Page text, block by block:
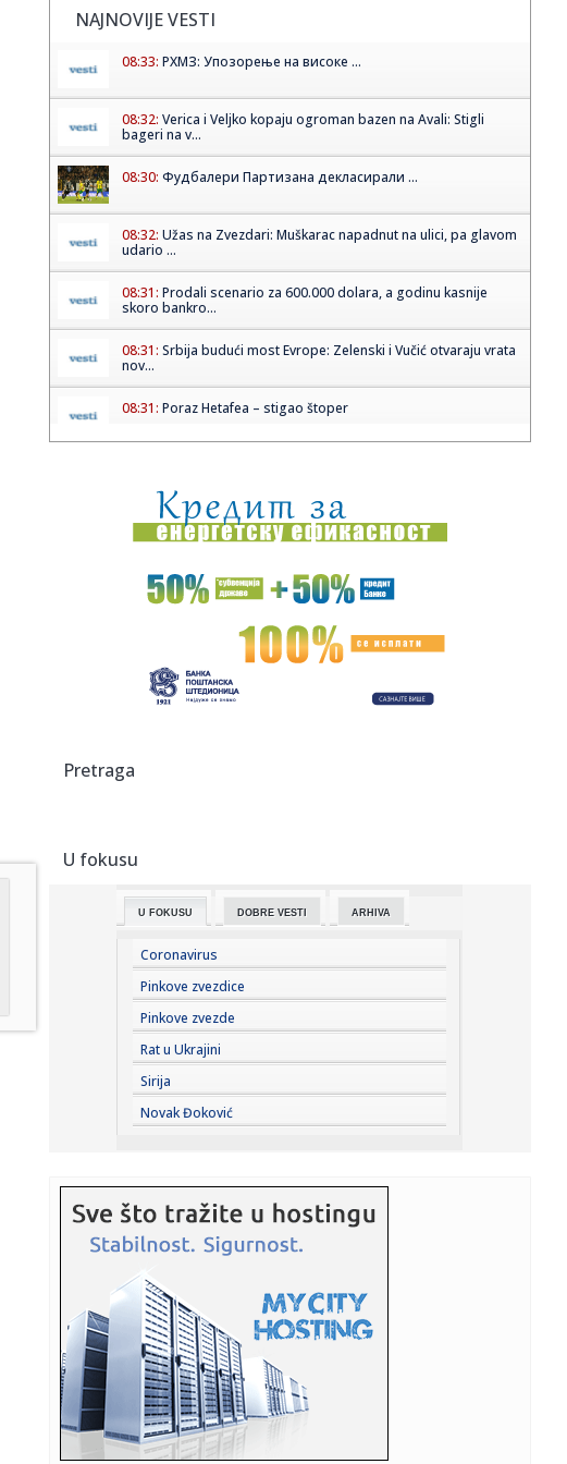
NAJNOVIJE VESTI
08:33: РХМЗ: Упозорење на високе ...
08:32: Verica i Veljko kopaju ogroman bazen na Avali: Stigli
bageri na v...
08:30: Фудбалери Партизана декласирали ...
08:32: Užas na Zvezdari: Muškarac napadnut na ulici, pa glavom
udario ...
08:31: Prodali scenario za 600.000 dolara, a godinu kasnije
skoro bankro...
08:31: Srbija budući most Evrope: Zelenski i Vučić otvaraju vrata
nov...
08:31: Poraz Hetafea – stigao štoper
08:28:Detalji drame Luke Dončića i Anamarije: Bivša ga udarila
gde n...
08:27:Preokret u FIFA: Argentina javno podržala Infantina!
Смањен бродски саобраћај кроз ...
08:25:U većem delu Srbije bez restrikcija vode
08:18:
08:18:
Partizan na skeneru B92.sport: Sekov u poželjnom paketu
08:18:Požari u Srbiji i dalje bukte; Evo gde je najteža situacija
FOT...
08:16:HETAFE SPREMA BOMBU PRED PARTIZAN: U Madrid stiže
vezista plaće...
08:14:Изложба Наде Кажић „Врт за моју ...
08:12: Kasnio sa igrom, pa napravio drugu gde ga igrači bizarno
kažnja...
08:11:
upozor...
08:11:Kineski obaveštajci: Evo ko stoji iza krize u Seuti
08:10:Ovaj električni Nissan prešao je skoro 2.000 km sa jednim
rezer...
08:09:Stigli gastarbajteri: Trubači, veselje i pune ulice – romska
Pretraga
U fokusu
U FOKUSU DOBRE VESTI ARHIVA
Coronavirus
Pinkove zvezdice
Pinkove zvezde
Rat u Ukrajini
Sirija
Novak Đoković